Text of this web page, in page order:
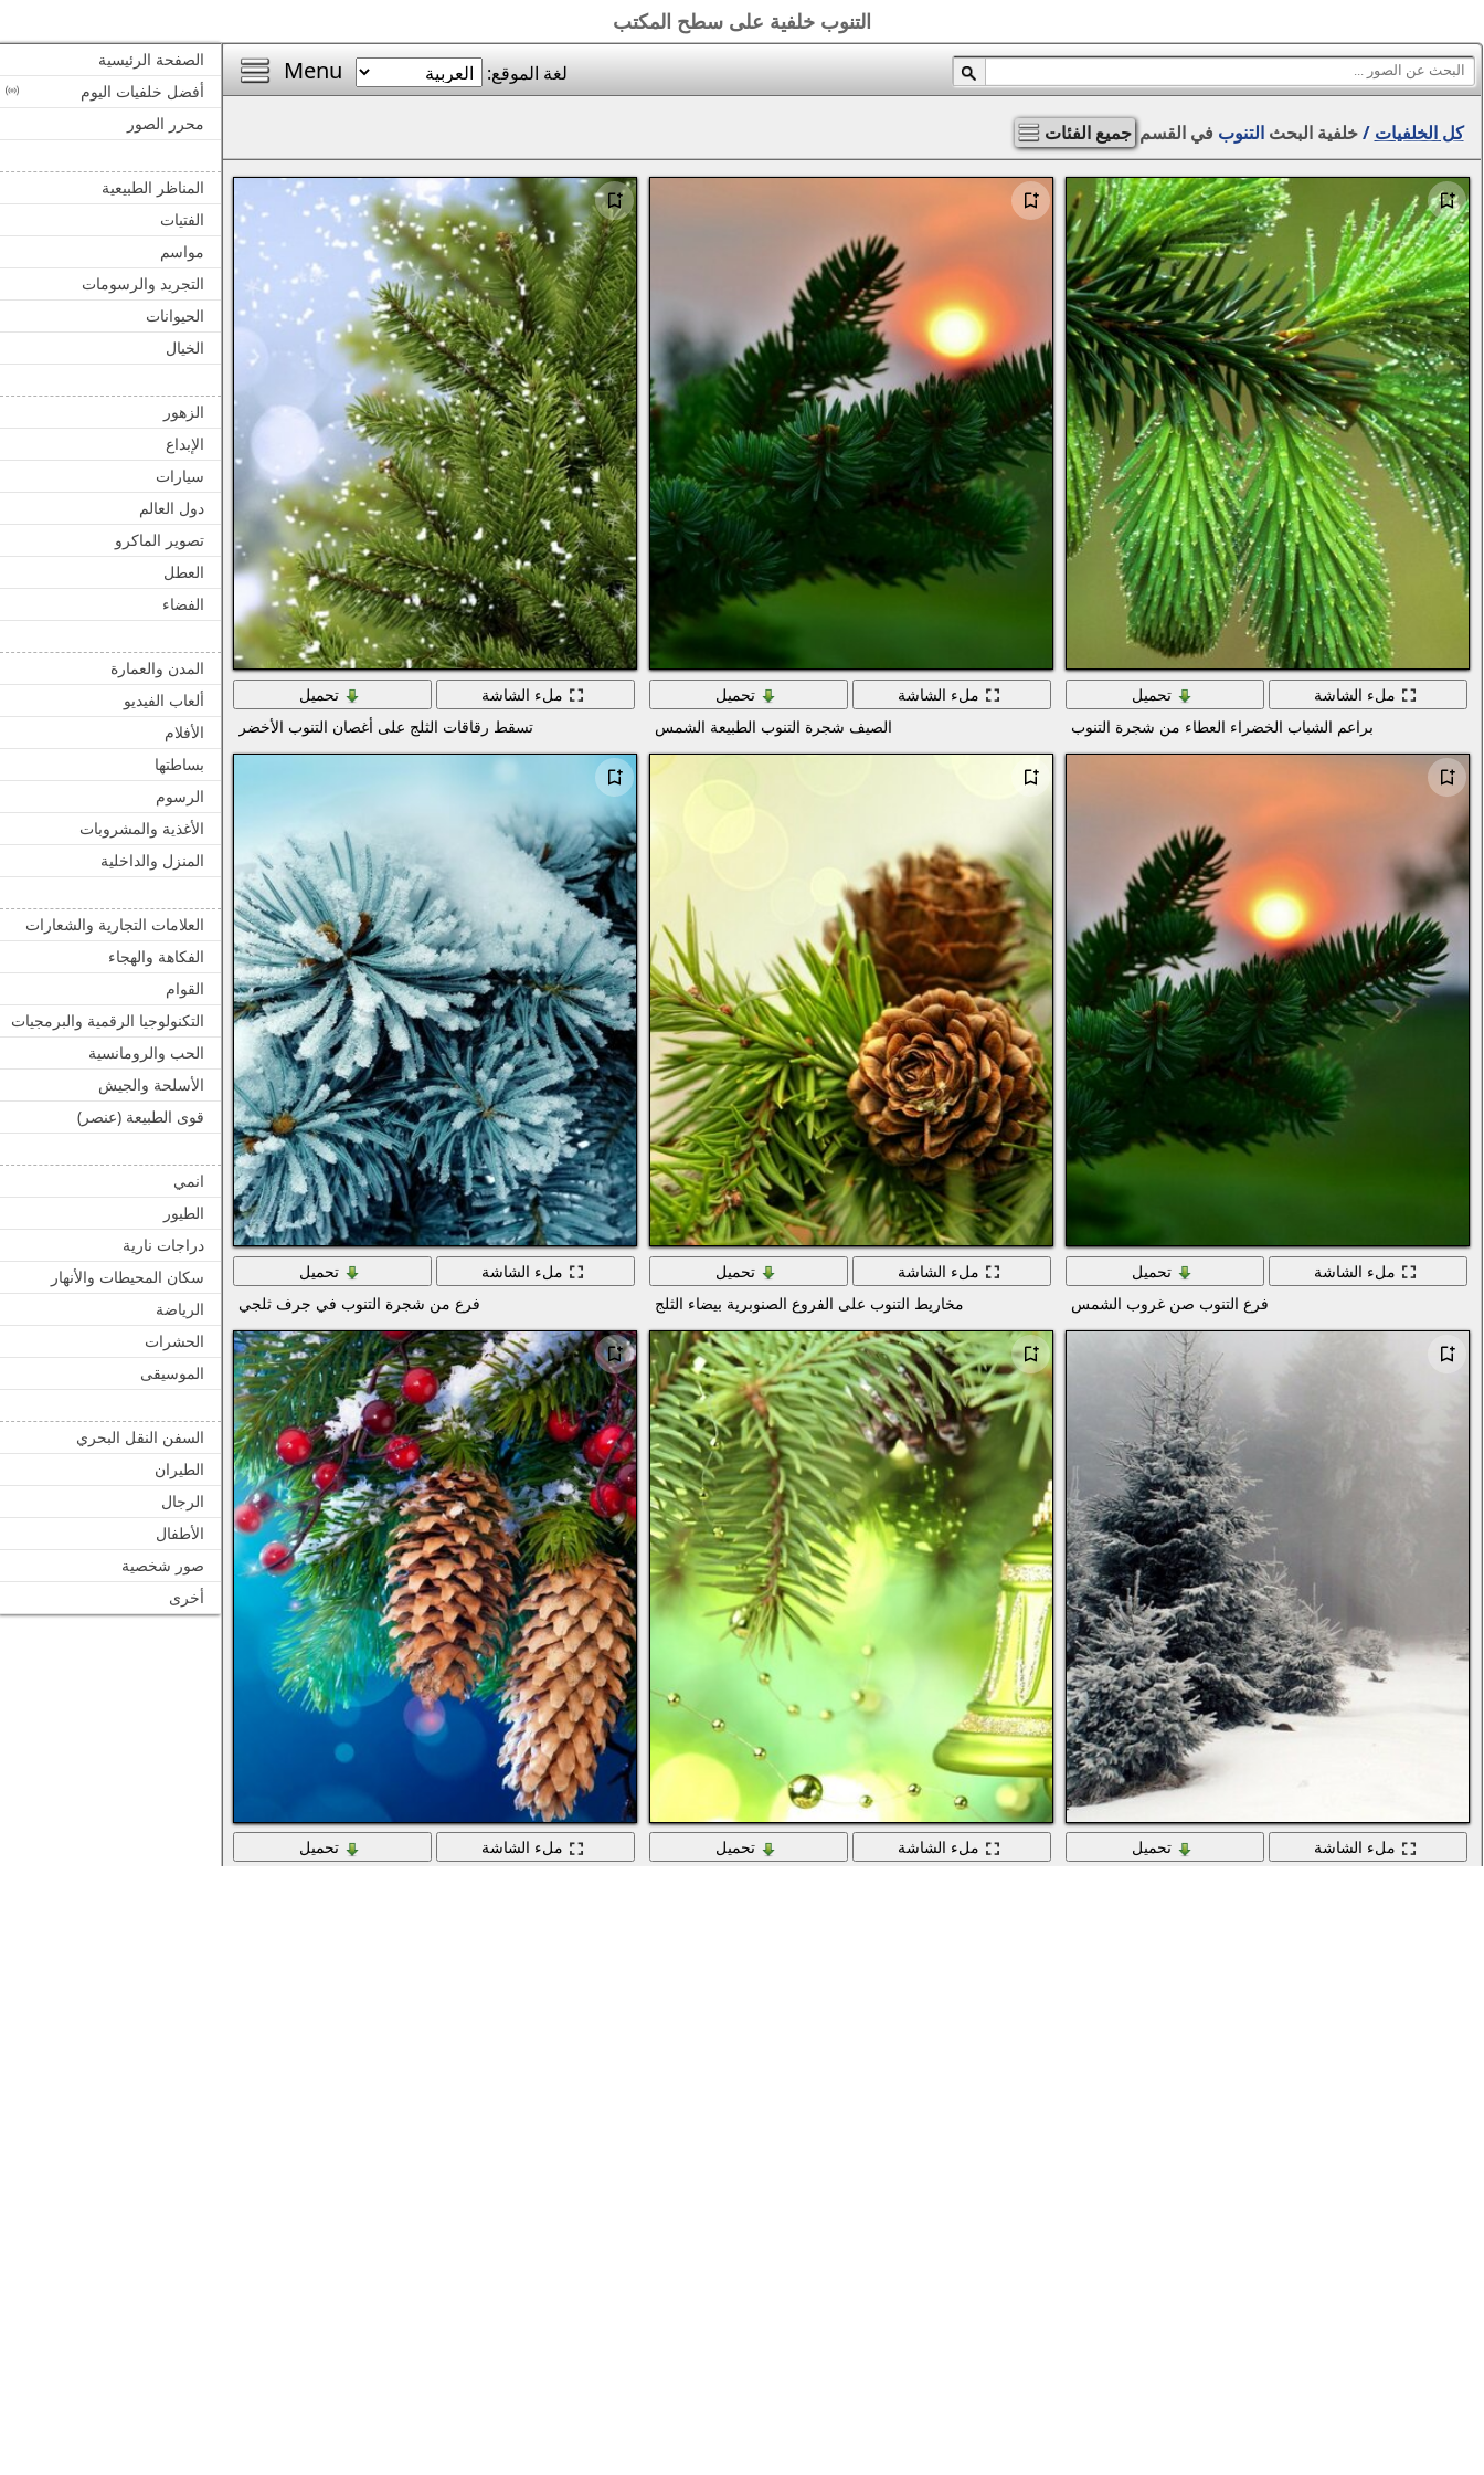
التنوب خلفية على سطح المكتب
الصفحة الرئيسية
أفضل خلفيات اليوم
محرر الصور
المناظر الطبيعية
الفتيات
مواسم
التجريد والرسومات
الحيوانات
الخيال
الزهور
الإبداع
سيارات
دول العالم
تصوير الماكرو
العطل
الفضاء
المدن والعمارة
ألعاب الفيديو
الأفلام
بساطتها
الرسوم
الأغذية والمشروبات
المنزل والداخلية
العلامات التجارية والشعارات
الفكاهة والهجاء
القوام
التكنولوجيا الرقمية والبرمجيات
الحب والرومانسية
الأسلحة والجيش
قوى الطبيعة (عنصر)
انمي
الطيور
دراجات نارية
سكان المحيطات والأنهار
الرياضة
الحشرات
الموسيقى
السفن النقل البحري
الطيران
الرجال
الأطفال
صور شخصية
أخرى
Menu لغة الموقع:
كل الخلفيات /خلفية البحثالتنوب في القسم جميع الفئات
ملء الشاشة
تحميل
تسقط رقاقات الثلج على أغصان التنوب الأخضر
ملء الشاشة
تحميل
الصيف شجرة التنوب الطبيعة الشمس
ملء الشاشة
تحميل
براعم الشباب الخضراء العطاء من شجرة التنوب
ملء الشاشة
تحميل
فرع من شجرة التنوب في جرف ثلجي
ملء الشاشة
تحميل
مخاريط التنوب على الفروع الصنوبرية بيضاء الثلج
ملء الشاشة
تحميل
فرع التنوب صن غروب الشمس
ملء الشاشة
تحميل
ملء الشاشة
تحميل
ملء الشاشة
تحميل